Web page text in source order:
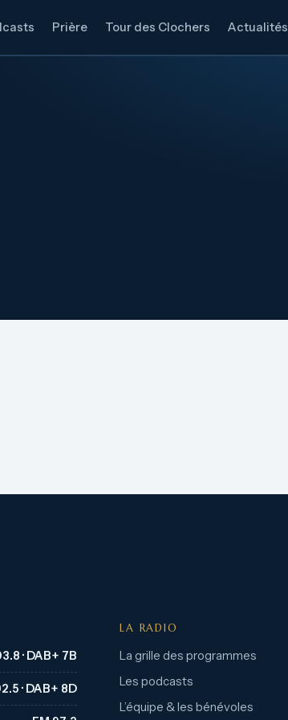
Prière Tour des Clochers Actualités
· DAB+ 7B
· DAB+ 8D
LA RADIO
La grille des programmes
Les podcasts
L’équipe & les bénévoles